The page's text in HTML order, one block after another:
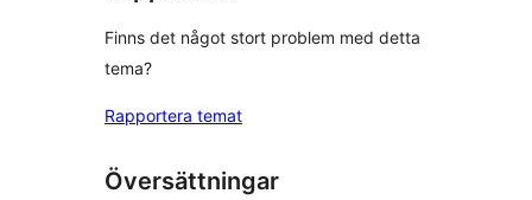
Finns det något stort problem med detta
tema?
Rapportera temat
Översättningar